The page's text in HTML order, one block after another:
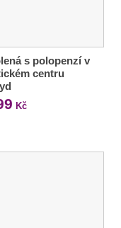
s polopenzí v
centru
Kč